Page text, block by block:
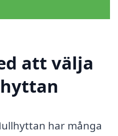
att välja
har många